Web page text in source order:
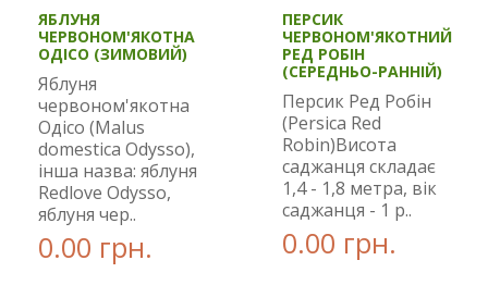
ЯБЛУНЯ
ЧЕРВОНОМ'ЯКОТНА
ОДІСО (ЗИМОВИЙ)
Яблуня
червоном'якотна
Одісо (Malus
domestica Odysso),
інша назва: яблуня
Redlove Odysso,
яблуня чер..
0.00 грн.
ПЕРСИК
ЧЕРВОНОМ'ЯКОТНИЙ
РЕД РОБІН
(СЕРЕДНЬО-РАННІЙ)
Персик Ред Робін
(Persica Red
Robin)Висота
саджанця складає
1,4 - 1,8 метра, вік
саджанця - 1 р..
0.00 грн.